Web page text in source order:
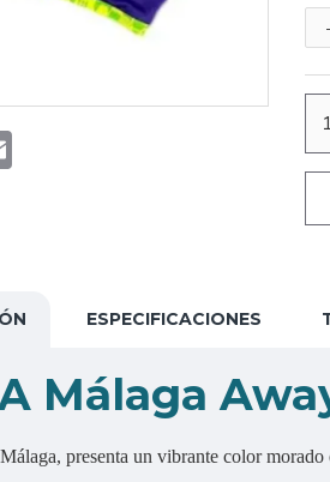
Email
ESPECIFICACIONES
Málaga
presenta un vibrante color